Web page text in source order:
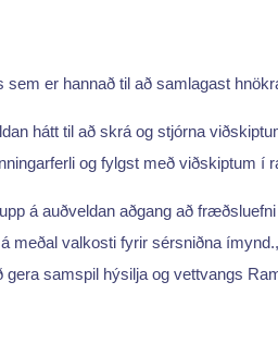
er hannað til að samlagast
hátt til að skrá og stjórna
og fylgst með viðskiptum í
á auðveldan aðgang að
meðal valkosti fyrir sérsniðna ímynd.,
gera samspil hýsilja og vettvangs